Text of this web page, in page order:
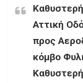
Αττική
προς
κόμβο